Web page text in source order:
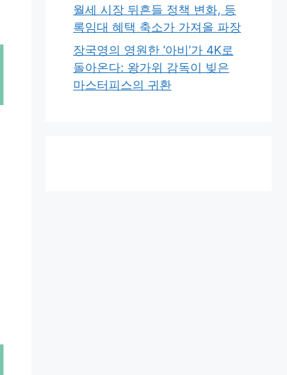
월세 시장 뒤흔들 정책 변화, 등
록임대 혜택 축소가 가져올 파장
장국영의 영원한 ‘아비’가 4K로
돌아온다: 왕가위 감독이 빚은
마스터피스의 귀환